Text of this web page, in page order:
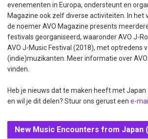
evenementen in Europa, ondersteunt en
Magazine ook zelf diverse activiteiten. In het
de noemer AVO Magazine presents
festivals georganiseerd, waaronder AVO J-
AVO J-Music Festival (2018), met optredens
(indie)muzikanten. Meer informatie over
vinden.
Heb je nieuws dat te maken heeft met
en wil je dit delen? Stuur ons gerust een e-
New Music Encounters from Japan